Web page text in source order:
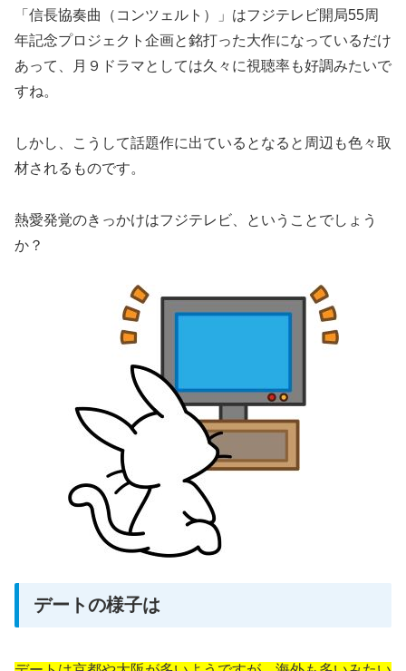
「信長協奏曲（コンツェルト）」はフジテレビ開局55周
年記念プロジェクト企画と銘打った大作になっているだけ
あって、月９ドラマとしては久々に視聴率も好調みたいで
すね。
しかし、こうして話題作に出ているとなると周辺も色々取
材されるものです。
熱愛発覚のきっかけはフジテレビ、ということでしょう
か？
デートの様子は